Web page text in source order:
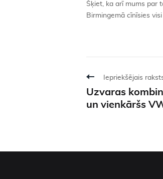
Šķiet, ka arī mums par
Birmingemā cīnīsies
Iepriekšējais
Uzvaras
un vienkāršs